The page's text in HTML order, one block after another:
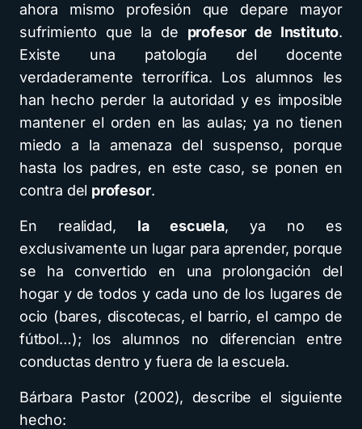
ahora mismo profesión que depare mayor
sufrimiento que la de profesor de Instituto.
Existe una patología del docente
verdaderamente terrorífica. Los alumnos les
han hecho perder la autoridad y es imposible
mantener el orden en las aulas; ya no tienen
miedo a la amenaza del suspenso, porque
hasta los padres, en este caso, se ponen en
contra del profesor.
En realidad, la escuela, ya no es
exclusivamente un lugar para aprender, porque
se ha convertido en una prolongación del
hogar y de todos y cada uno de los lugares de
ocio (bares, discotecas, el barrio, el campo de
fútbol…); los alumnos no diferencian entre
conductas dentro y fuera de la escuela.
Bárbara Pastor (2002), describe el siguiente
hecho: